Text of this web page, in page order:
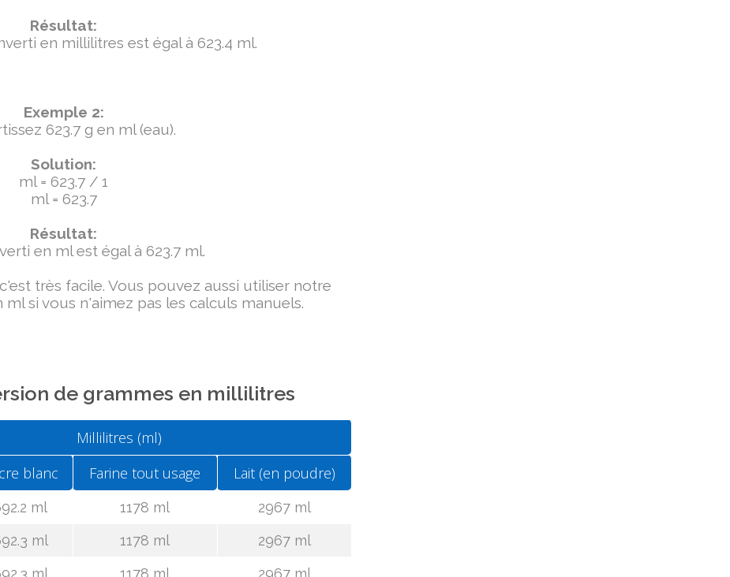
Résultat:
en millilitres est égal à 623.4 ml.
Exemple 2:
623.7 g en ml (eau).
Solution:
ml = 623.7 / 1
ml = 623.7
Résultat:
en ml est égal à 623.7 ml.
très facile. Vous pouvez aussi utiliser notre
si vous n'aimez pas les calculs manuels.
de grammes en millilitres
Millilitres (ml)
blanc Farine tout usage Lait (en poudre)
ml 1178 ml
2967 ml
ml 1178 ml
2967 ml
ml 1178 ml
2967 ml